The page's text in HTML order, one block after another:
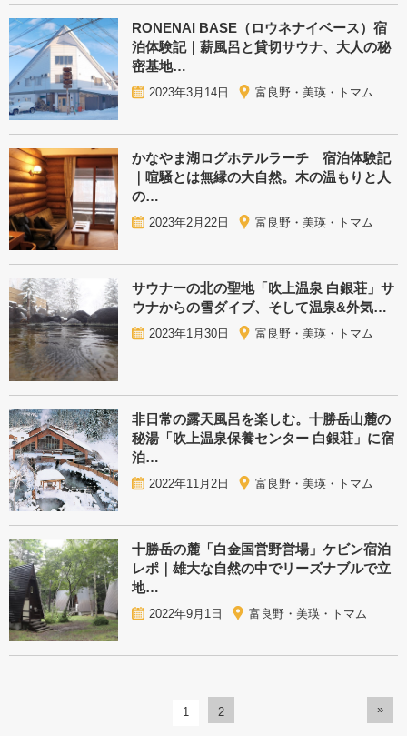
RONENAI BASE（ロウネナイベース）宿
泊体験記｜薪風呂と貸切サウナ、大人の秘
密基地…
2023年3月14日 富良野・美瑛・トマム
かなやま湖ログホテルラーチ 宿泊体験記
｜喧騒とは無縁の大自然。木の温もりと人
の…
2023年2月22日 富良野・美瑛・トマム
サウナーの北の聖地「吹上温泉 白銀荘」サ
ウナからの雪ダイブ、そして温泉&外気…
2023年1月30日 富良野・美瑛・トマム
非日常の露天風呂を楽しむ。十勝岳山麓の
秘湯「吹上温泉保養センター 白銀荘」に宿
泊…
2022年11月2日 富良野・美瑛・トマム
十勝岳の麓「白金国営野営場」ケビン宿泊
レポ｜雄大な自然の中でリーズナブルで立
地…
2022年9月1日 富良野・美瑛・トマム
1 2 »